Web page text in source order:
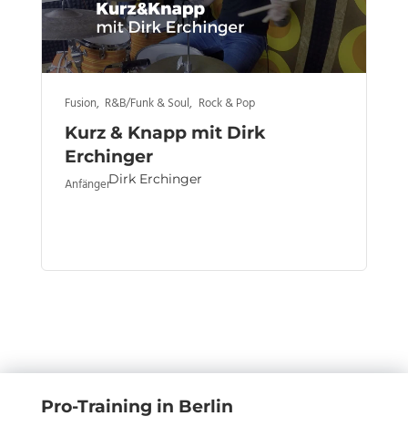
Fusion, R&B/Funk & Soul, Rock & Pop
Kurz & Knapp mit Dirk
Erchinger
AnfängerDirk Erchinger
Pro-Training in Berlin